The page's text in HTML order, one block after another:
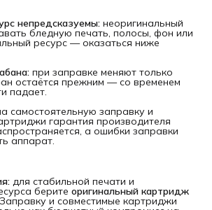
непредсказуемы: неоригинальный
бледную печать, полосы, фон или
ресурс — оказаться ниже
при заправке меняют только
остаётся прежним — со временем
падает.
самостоятельную заправку и
гарантия производителя
а ошибки заправки
аппарат.
для стабильной печати и
берите оригинальный картридж
и совместимые картриджи